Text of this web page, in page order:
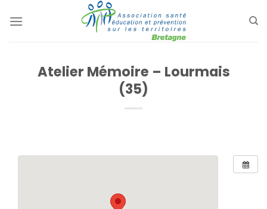
au
Atelier Mémoire – Lourmais
(35)